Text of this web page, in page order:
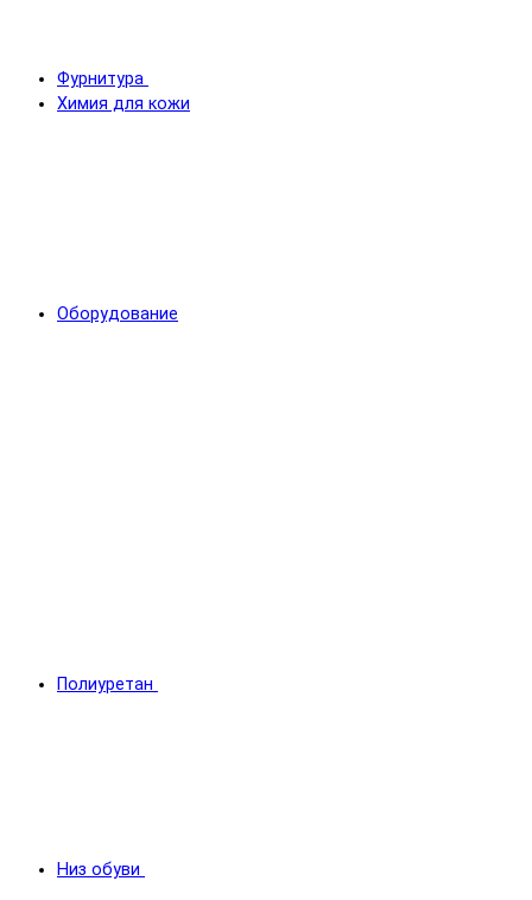
Фурнитура
Химия для кожи
Оборудование
Полиуретан
Низ обуви